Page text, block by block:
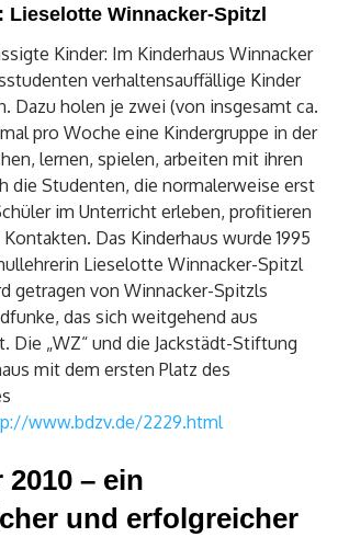
Lieselotte Winnacker-Spitzl
Kinder: Im Kinderhaus Winnacker
verhaltensauffällige Kinder
Dazu holen je zwei (von insgesamt ca.
pro Woche eine Kindergruppe in der
lernen, spielen, arbeiten mit ihren
die Studenten, die normalerweise erst
im Unterricht erleben, profitieren
Das Kinderhaus wurde 1995
Lieselotte Winnacker-Spitzl
getragen von Winnacker-Spitzls
das sich weitgehend aus
Die „WZ“ und die Jackstädt-Stiftung
mit dem ersten Platz des
www.bdzv.de/2229.html
– ein
und erfolgreicher